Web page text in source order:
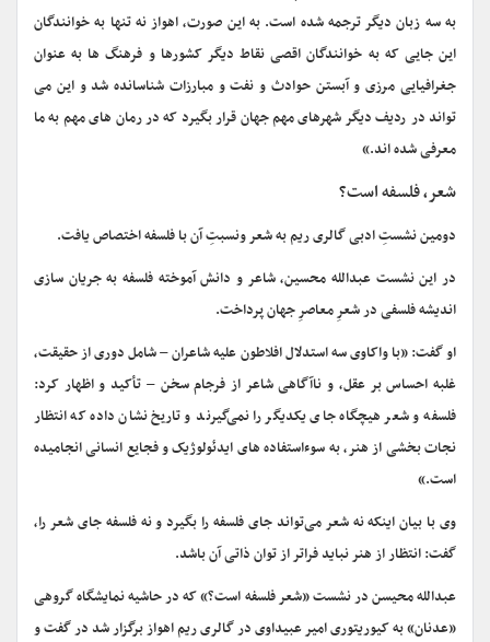
به سه زبان دیگر ترجمه شده است. به این صورت، اهواز نه تنها به خوانندگان
این جایی که به خوانندگان اقصی نقاط دیگر کشورها و فرهنگ ها به عنوان
جغرافیایی مرزی و آبستن حوادث و نفت و مبارزات شناسانده شد و این می
تواند در ردیف دیگر شهرهای مهم جهان قرار بگیرد که در رمان های مهم به ما
معرفی شده اند.»
شعر، فلسفه است؟
دومین نشستِ ادبی گالری ریم به شعر ونسبتِ آن با فلسفه اختصاص یافت.
در این نشست عبدالله محسین، شاعر و دانش آموخته فلسفه به جریان سازی
اندیشه فلسفی در شعرِ معاصرِ جهان پرداخت.
او گفت: «با واکاوی سه استدلال افلاطون علیه شاعران – شامل دوری از حقیقت،
غلبه احساس بر عقل، و ناآگاهی شاعر از فرجام سخن – تأکید و اظهار کرد:
فلسفه و شعر هیچگاه جای یکدیگر را نمی‌گیرند و تاریخ نشان داده که انتظار
نجات بخشی از هنر، به سوءاستفاده های ایدئولوژیک و فجایع انسانی انجامیده
است.»
وی با بیان اینکه نه شعر می‌تواند جای فلسفه را بگیرد و نه فلسفه جای شعر را،
گفت: انتظار از هنر نباید فراتر از توان ذاتی آن باشد.
عبدالله محیسن در نشست «شعر فلسفه است؟» که در حاشیه نمایشگاه گروهی
«عدنان» به کیوریتوری امیر عبیداوی در گالری ریم اهواز برگزار شد در گفت و